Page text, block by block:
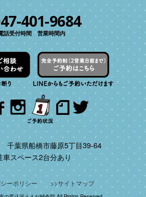
401-9684
話受付時間 営業時間内
千葉県船橋市藤原5丁目39-64
車スペース2台分あり
ーポリシー サイトマップ